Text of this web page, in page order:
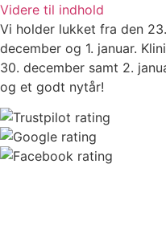
Videre til indhold
Vi holder lukket fra den
december og 1. januar.
30. december samt 2.
og et godt nytår!